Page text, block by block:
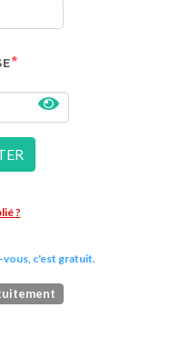
?
vous, c'est gratuit.